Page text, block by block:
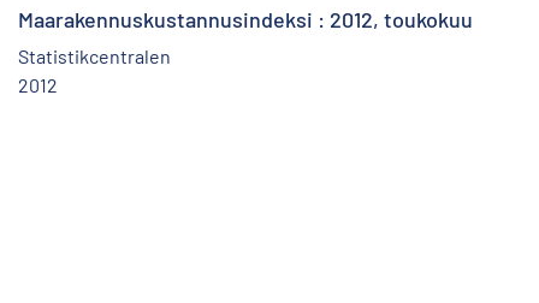
Maarakennuskustannusindeksi : 2012, toukokuu
Statistikcentralen
2012